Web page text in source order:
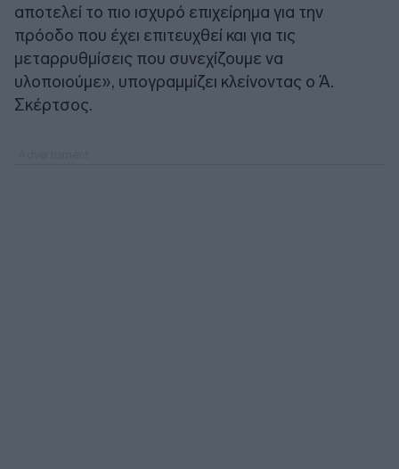
αποτελεί το πιο ισχυρό επιχείρημα για την
πρόοδο που έχει επιτευχθεί και για τις
μεταρρυθμίσεις που συνεχίζουμε να
υλοποιούμε», υπογραμμίζει κλείνοντας ο Ά.
Σκέρτσος.